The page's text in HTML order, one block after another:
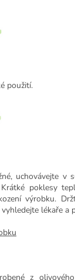
použití.
uchovávejte v
poklesy
výrobku.
lékaře a
z